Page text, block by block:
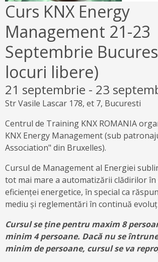
Curs KNX Energy
Management 21-23
Septembrie
locuri libere)
21 septembrie - 23
Str Vasile Lascar 178, et 7, Bucuresti
Centrul de Training KNX ROMANIA
KNX Energy Management (sub
Association" din Bruxelles).
Cursul de Management al Energiei
tot mai mare a automatizării clădirilor
eficienței energetice, în special ca
mediu și reglementări în continuă
Cursul se ține pentru maxim 8
minim 4 persoane. Dacă nu se
minim de persoane, cursul se va